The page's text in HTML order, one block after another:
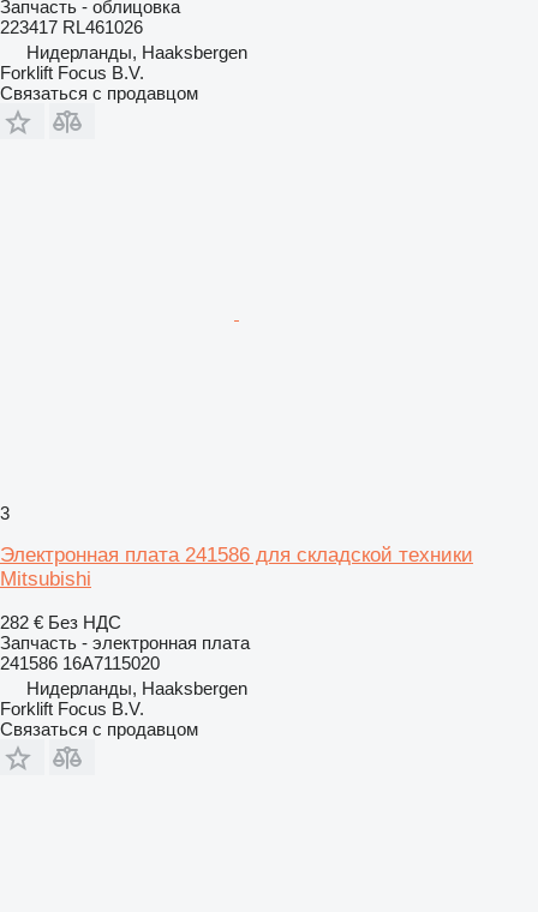
Запчасть - облицовка
223417 RL461026
Нидерланды, Haaksbergen
Forklift Focus B.V.
Связаться с продавцом
3
Электронная плата 241586 для складской техники
Mitsubishi
282 € Без НДС
Запчасть - электронная плата
241586 16A7115020
Нидерланды, Haaksbergen
Forklift Focus B.V.
Связаться с продавцом